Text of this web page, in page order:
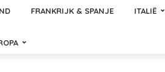
FRANKRIJK & SPANJE ITALIË